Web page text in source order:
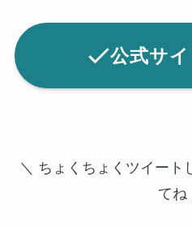
公式サ
＼ ちょくちょくツイー
てね